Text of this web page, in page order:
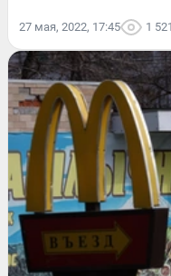
27 мая, 2022, 17:45 1 521